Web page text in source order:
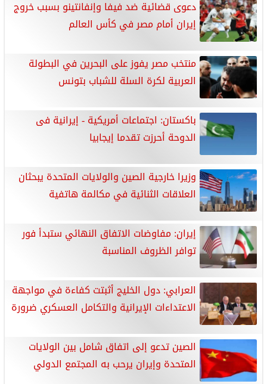
دعوى قضائية ضد فيفا وإنفانتينو بسبب خروج
إيران أمام مصر في كأس العالم
منتخب مصر يفوز على البحرين في البطولة
العربية لكرة السلة للشباب بتونس
باكستان: اجتماعات أمريكية - إيرانية فى
الدوحة أحرزت تقدما إيجابيا
وزيرا خارجية الصين والولايات المتحدة يبحثان
العلاقات الثنائية في مكالمة هاتفية
إيران: مفاوضات الاتفاق النهائي ستبدأ فور
توافر الظروف المناسبة
العرابي: دول الخليج أثبتت كفاءة في مواجهة
الاعتداءات الإيرانية والتكامل العسكري ضرورة
الصين تدعو إلى اتفاق شامل بين الولايات
المتحدة وإيران يرحب به المجتمع الدولي